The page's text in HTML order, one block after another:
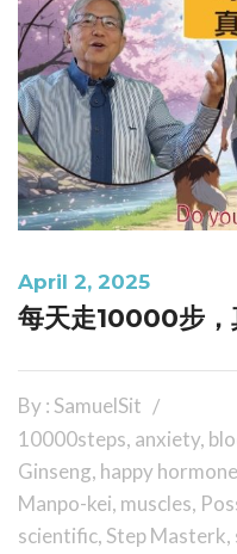
April 2, 2025
每天走10000步，
By : SamuelSit
10000steps, anxiety,
Ginseng, happy
Manpo-kei, muscles,
scientific, Step Masterk,